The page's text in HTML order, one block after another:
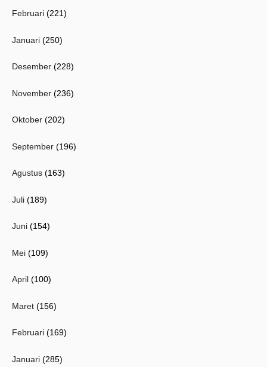
Februari (221)
Januari (250)
Desember (228)
November (236)
Oktober (202)
September (196)
Agustus (163)
Juli (189)
Juni (154)
Mei (109)
April (100)
Maret (156)
Februari (169)
Januari (285)